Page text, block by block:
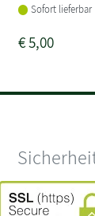
Sofort lieferbar
€5,00